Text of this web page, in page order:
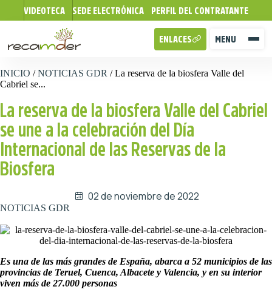
VIDEOTECA SEDE ELECTRÓNICA PERFIL DEL CONTRATANTE
MENU
ENLACES
INICIO /NOTICIAS GDR /La reserva de la biosfera Valle del
Cabriel se...
La reserva de la biosfera Valle del Cabriel
se une a la celebración del Día
Internacional de las Reservas de la
Biosfera
02 de noviembre de 2022
NOTICIAS GDR
Es una de las más grandes de España, abarca a 52 municipios de las
provincias de Teruel, Cuenca, Albacete y Valencia, y en su interior
viven más de 27.000 personas